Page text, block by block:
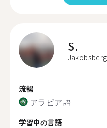
S.
Jakobsberg
流暢
アラビア語
学習中の言語